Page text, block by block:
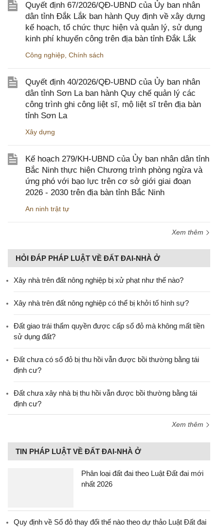
Quyết định 67/2026/QĐ-UBND của Ủy ban nhân
dân tỉnh Đắk Lắk ban hành Quy định về xây dựng
kế hoạch, tổ chức thực hiện và quản lý, sử dụng
kinh phí khuyến công trên địa bàn tỉnh Đắk Lắk
Công nghiệp Chính sách
Quyết định 40/2026/QĐ-UBND của Ủy ban nhân
dân tỉnh Sơn La ban hành Quy chế quản lý các
công trình ghi công liệt sĩ, mộ liệt sĩ trên địa bàn
tỉnh Sơn La
Xây dựng
Kế hoạch 279/KH-UBND của Ủy ban nhân dân tỉnh
Bắc Ninh thực hiện Chương trình phòng ngừa và
ứng phó với bạo lực trên cơ sở giới giai đoạn
2026 - 2030 trên địa bàn tỉnh Bắc Ninh
An ninh trật tự
Xem thêm
HỎI ĐÁP PHÁP LUẬT VỀ ĐẤT ĐAI-NHÀ Ở
Xây nhà trên đất nông nghiệp bị xử phạt như thế nào?
Xây nhà trên đất nông nghiệp có thể bị khởi tố hình sự?
Đất giao trái thẩm quyền được cấp sổ đỏ mà không mất tiền
sử dụng đất?
Đất chưa có sổ đỏ bị thu hồi vẫn được bồi thường bằng tái
định cư?
Đất chưa xây nhà bị thu hồi vẫn được bồi thường bằng tái
định cư?
Xem thêm
TIN PHÁP LUẬT VỀ ĐẤT ĐAI-NHÀ Ở
Phân loại đất đai theo Luật Đất đai mới
nhất 2026
Quy định về Sổ đỏ thay đổi thế nào theo dự thảo Luật Đất đai